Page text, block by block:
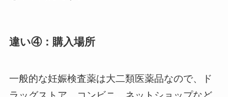
違い④：購入場所
一般的な妊娠検査薬は大二類医薬品なので、ド